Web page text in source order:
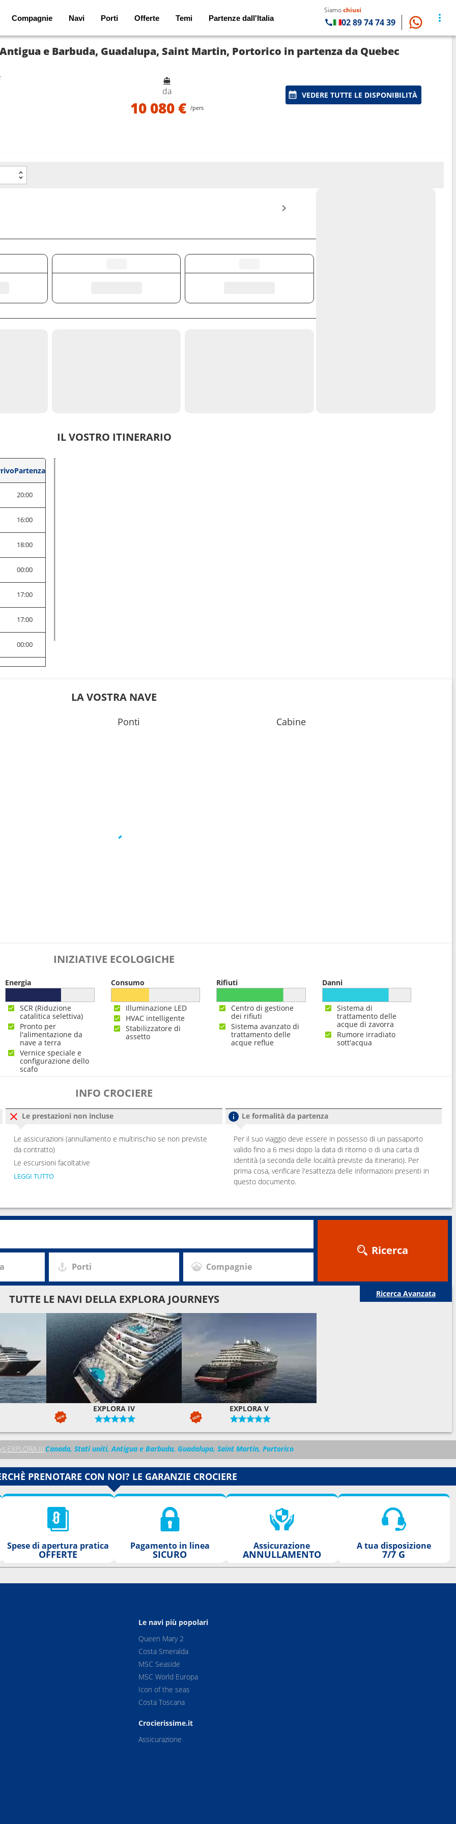
Compagnie Navi Porti Offerte Temi Partenze dall'Italia
Siamochiusi
02 89 74 74 39
e Barbuda, Guadalupa, Saint Martin, Portorico in partenza da Quebec
da
10 080 € /pers
VEDERE TUTTE LE DISPONIBILITÀ
IL VOSTRO ITINERARIO
Partenza
20:00
16:00
18:00
00:00
17:00
17:00
00:00
19:00
LA VOSTRA NAVE
Ponti Cabine
INIZIATIVE ECOLOGICHE
Energia
SCR (Riduzione
catalitica selettiva)
Pronto per
l'alimentazione da
nave a terra
Vernice speciale e
configurazione dello
scafo
Consumo
Illuminazione LED
HVAC intelligente
Stabilizzatore di
assetto
Rifiuti
Centro di gestione
dei rifiuti
Sistema avanzato di
trattamento delle
acque reflue
Danni
Sistema di
trattamento delle
acque di zavorra
Rumore irradiato
sott'acqua
INFO CROCIERE
Le prestazioni non incluse
Le assicurazioni (annullamento e multirischio se non previste
da contratto)
Le escursioni facoltative
LEGGI TUTTO
Le formalità da partenza
Per il suo viaggio deve essere in possesso di un passaporto
valido fino a 6 mesi dopo la data di ritorno o di una carta di
identità (a seconda delle località previste da itinerario). Per
prima cosa, verificare l'esattezza delle informazioni presenti in
questo documento.
Porti Compagnie
Ricerca
Ricerca Avanzata
TUTTE LE NAVI DELLA EXPLORA JOURNEYS
EXPLORA IV EXPLORA V
EXPLORA III Canada, Stati uniti, Antigua e Barbuda, Guadalupa, Saint Martin, Portorico
PRENOTARE CON NOI? LE GARANZIE CROCIERE
Spese di apertura pratica
OFFERTE
Pagamento in linea
SICURO
Assicurazione
ANNULLAMENTO
A tua disposizione
7/7 G
Le navi più popolari
Queen Mary 2
Costa Smeralda
MSC Seaside
MSC World Europa
Icon of the seas
Costa Toscana
Crocierissime.it
Assicurazione